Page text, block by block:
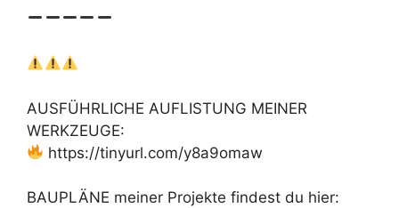
AUSFÜHRLICHE AUFLISTUNG MEINER
WERKZEUGE:
https://tinyurl.com/y8a9omaw
BAUPLÄNE meiner Projekte findest du hier: